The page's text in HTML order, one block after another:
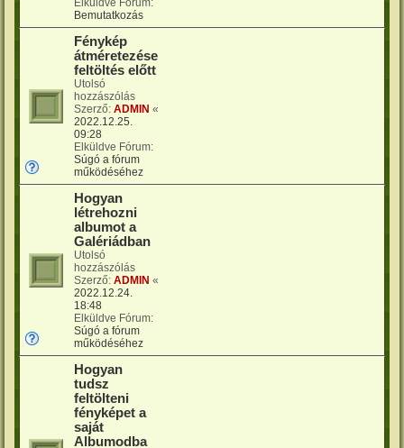
Elküldve Fórum:
Bemutatkozás
Fénykép
átméretezése
feltöltés előtt
Utolsó
hozzászólás
Szerző: ADMIN «
2022.12.25.
09:28
Elküldve Fórum:
Súgó a fórum
működéséhez
Hogyan
létrehozni
albumot a
Galériádban
Utolsó
hozzászólás
Szerző: ADMIN «
2022.12.24.
18:48
Elküldve Fórum:
Súgó a fórum
működéséhez
Hogyan
tudsz
feltölteni
fényképet a
saját
Albumodba